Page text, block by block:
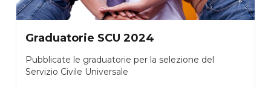
Graduatorie SCU 2024
Pubblicate le graduatorie per la selezione del
Servizio Civile Universale